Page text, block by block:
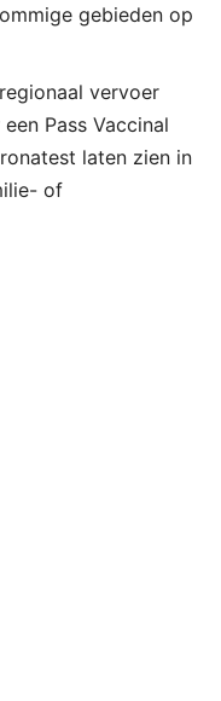
gebieden op
vervoer
Pass Vaccinal
laten zien in
of